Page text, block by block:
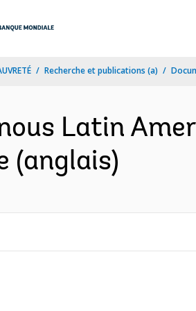
Recherche et publications (a)
Latin
(anglais)